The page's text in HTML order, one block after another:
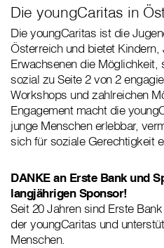
Die youngCaritas in
Die youngCaritas ist die
Österreich und bietet
Erwachsenen die Möglichkeit,
sozial zu Seite 2 von 2
Workshops und zahlreichen
Engagement macht die
junge Menschen erlebbar,
sich für soziale Gerechtigkeit
DANKE an Erste Bank und
langjährigen Sponsor!
Seit 20 Jahren sind Erste
der youngCaritas und
Menschen.